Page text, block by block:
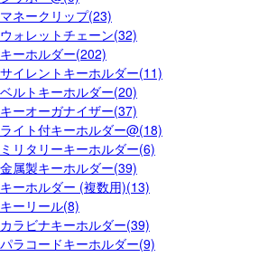
マネークリップ(23)
ウォレットチェーン(32)
キーホルダー(202)
サイレントキーホルダー(11)
ベルトキーホルダー(20)
キーオーガナイザー(37)
ライト付キーホルダー@(18)
ミリタリーキーホルダー(6)
金属製キーホルダー(39)
キーホルダー (複数用)(13)
キーリール(8)
カラビナキーホルダー(39)
パラコードキーホルダー(9)